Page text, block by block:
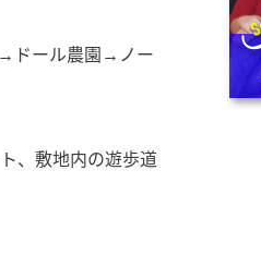
ドール農園→ノー
、敷地内の遊歩道